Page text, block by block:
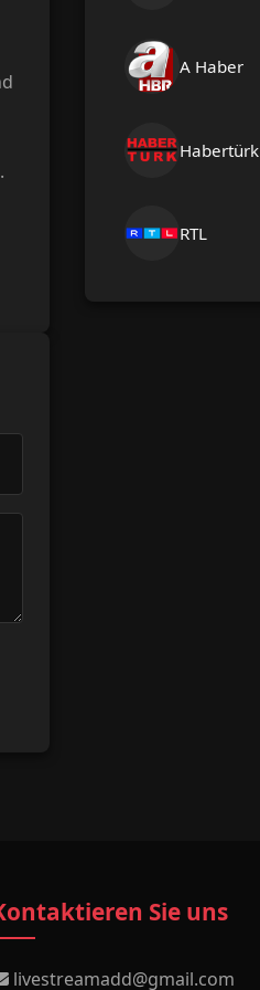
A Haber
RTL
Sie uns
livestreamadd@gmail.com